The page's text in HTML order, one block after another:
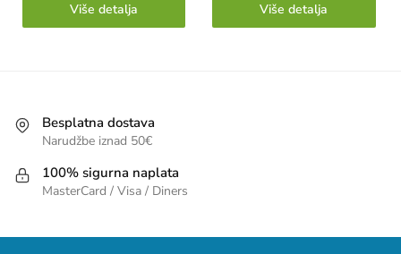
Više detalja Više detalja
Besplatna dostava
Narudžbe iznad 50€
100% sigurna naplata
MasterCard / Visa / Diners